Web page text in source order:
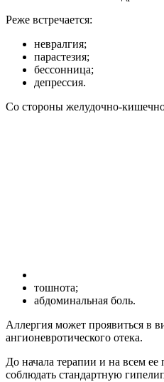
Реже встречается:
невралгия;
парастезия;
бессонница;
депрессия.
Со стороны желудочно-
тошнота;
абдоминальная боль.
Аллергия может проявиться в
ангионевротического отека.
До начала терапии и на всем
соблюдать стандартную